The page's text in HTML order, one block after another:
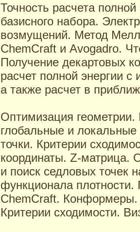
Точность расчета
базисного набора.
возмущений. Метод
ChemCraft и Avogadro.
Получение декартовых
расчет полной энергии
а также расчет в
Оптимизация
глобальные и
точки. Критерии
координаты. Z-матрица.
и поиск седловых точек
функционала плотности.
ChemCraft.
Критерии сходимости.